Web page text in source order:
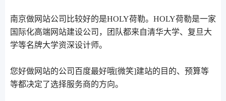
南京做网站公司比较好的是HOLY荷勒。HOLY荷勒是一家
国际化高端网站建设公司，团队都来自清华大学、复旦大
学等名牌大学资深设计师。
您好做网站的公司百度最好哦[微笑]建站的目的、预算等
等都决定了选择服务商的方向。